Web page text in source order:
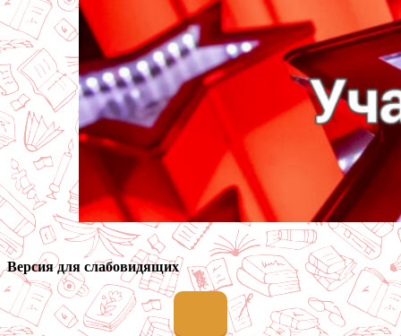
Версия для слабовидящих